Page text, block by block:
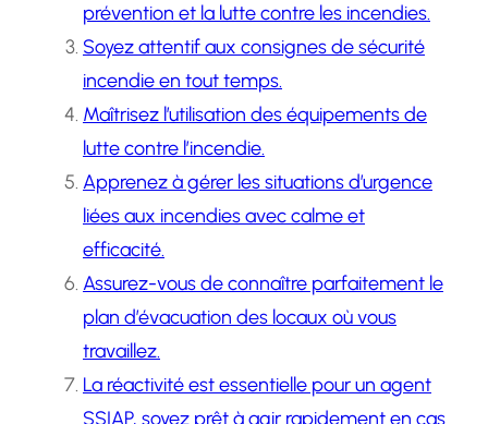
prévention et la lutte contre les incendies.
Soyez attentif aux consignes de sécurité
incendie en tout temps.
Maîtrisez l’utilisation des équipements de
lutte contre l’incendie.
Apprenez à gérer les situations d’urgence
liées aux incendies avec calme et
efficacité.
Assurez-vous de connaître parfaitement le
plan d’évacuation des locaux où vous
travaillez.
La réactivité est essentielle pour un agent
SSIAP, soyez prêt à agir rapidement en cas